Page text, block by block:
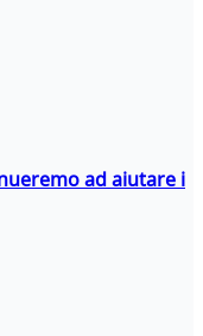
ad aiutare i